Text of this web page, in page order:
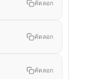
คัดลอก
คัดลอก
คัดลอก